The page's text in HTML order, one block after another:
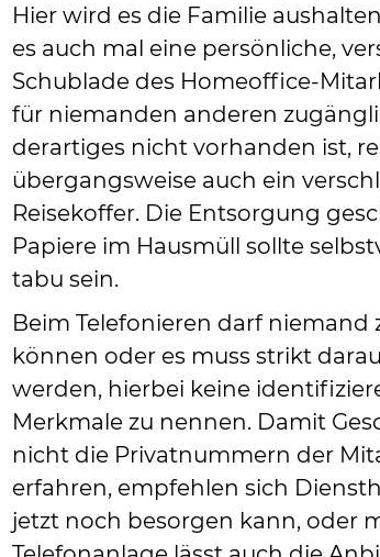
Hier wird es die Familie
es auch mal eine persönliche,
Schublade des Homeoffice-
für niemanden anderen
derartiges nicht vorhanden ist,
übergangsweise auch ein
Reisekoffer. Die Entsorgung
Papiere im Hausmüll sollte
tabu sein.
Beim Telefonieren darf niemand
können oder es muss strikt
werden, hierbei keine
Merkmale zu nennen. Damit
nicht die Privatnummern der
erfahren, empfehlen sich
jetzt noch besorgen kann, oder